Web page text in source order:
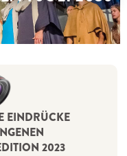
EINDRÜCKE
2023